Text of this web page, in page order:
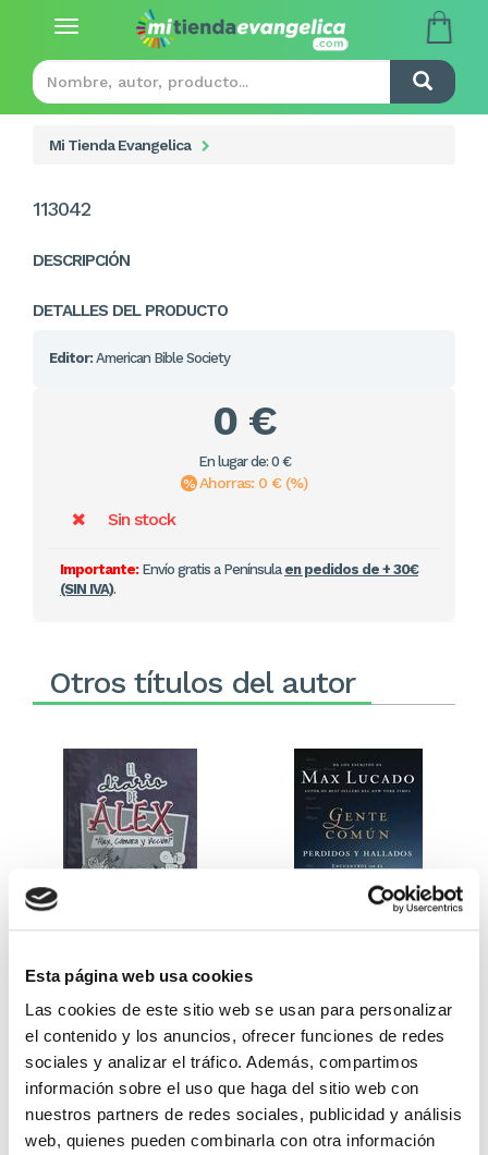
Esta página web usa cookies
Las cookies de este sitio web se usan para personalizar
el contenido y los anuncios, ofrecer funciones de redes
sociales y analizar el tráfico. Además, compartimos
información sobre el uso que haga del sitio web con
nuestros partners de redes sociales, publicidad y análisis
web, quienes pueden combinarla con otra información
Toggle
Mi Tienda Evangelica
113042
DESCRIPCIÓN
DETALLES DEL PRODUCTO
Editor: American Bible Society
0 €
En lugar de: 0 €
Ahorras: 0 € (%)
Sin stock
Importante:Envío gratis a Península en pedidos de + 30€
(SIN IVA).
Otros títulos del autor
El diario de Álex 3: ¡Álex,
cámara y acción!
Miguel Ángel Gómez & Pedro
Garrido
9,99€ 0,50€ (5%)
9,49€
Stock:-
Max Lucado
16,00€ 0,80€ (5%)
15,20€
Stock:-